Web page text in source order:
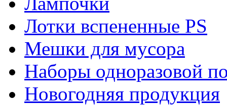
Лотки вспененные PS
Мешки для мусора
Наборы одноразовой
Новогодняя продукция